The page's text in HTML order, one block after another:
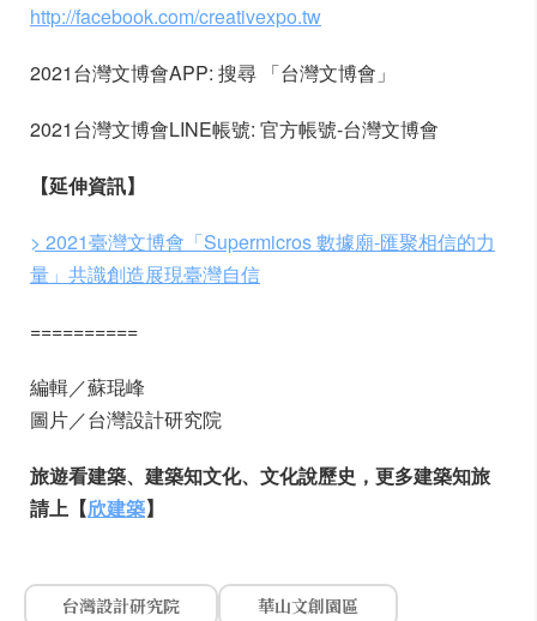
http://facebook.com/creativexpo.tw
2021台灣文博會APP: 搜尋 「台灣文博會」
2021台灣文博會LINE帳號: 官方帳號-台灣文博會
【延伸資訊】
> 2021臺灣文博會「Supermicros 數據廟-匯聚相信的力
量」共識創造展現臺灣自信
==========
編輯／蘇琨峰
圖片／台灣設計研究院
旅遊看建築、建築知文化、文化說歷史，更多建築知旅
請上【欣建築】
台灣設計研究院
華山文創園區